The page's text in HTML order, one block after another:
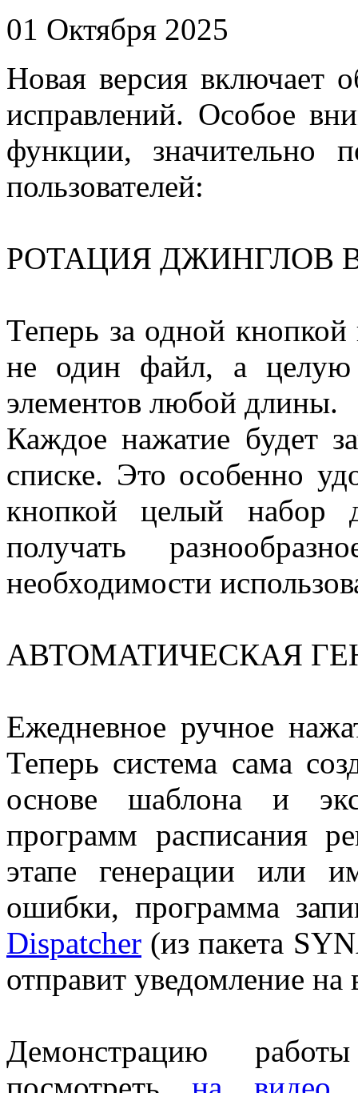
01 Октября 2025
Новая версия включает
исправлений. Особое
функции, значительно
пользователей:
РОТАЦИЯ ДЖИНГЛОВ
Теперь за одной
не один файл, а целую
элементов любой длины.
Каждое нажатие будет
списке. Это особенно
кнопкой целый набор
получать
необходимости
АВТОМАТИЧЕСКАЯ
Ежедневное ручное
Теперь система сама
основе шаблона и
программ расписания
этапе генерации или
ошибки, программа
Dispatcher (из пакета
отправит уведомление
Демонстрацию